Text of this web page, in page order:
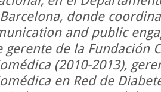
donde
and public
gerente de la Fundación
(2010-2013),
en Red de